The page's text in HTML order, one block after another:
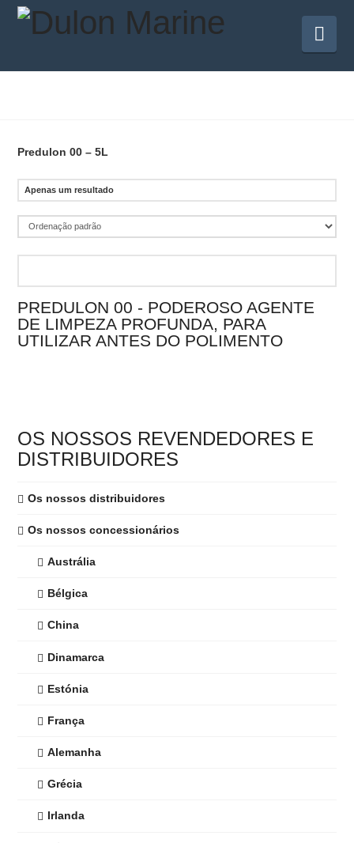
Predulon 00 – 5L
Apenas um resultado
PREDULON 00 - PODEROSO AGENTE
DE LIMPEZA PROFUNDA, PARA
UTILIZAR ANTES DO POLIMENTO
variantes.
As
podem
ser
produto
OS NOSSOS REVENDEDORES E
DISTRIBUIDORES
Os nossos distribuidores
Os nossos concessionários
Austrália
Bélgica
China
Dinamarca
Estónia
França
Alemanha
Grécia
Irlanda